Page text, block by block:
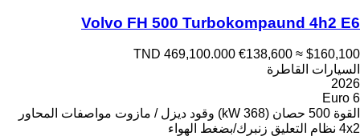
Volvo FH 500 Turbokompaund 4h2 E6
TND 469,100.000 €138,600 ≈ $160,100
السيارات القاطرة
2026
Euro 6
القوة 500 حصان (368 kW) وقود ديزل / مازوت مواصفات المحاور
4x2 نظام التعليق زنبرك/بضغط الهواء